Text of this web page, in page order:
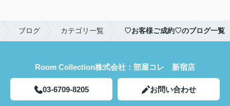
ブログ カテゴリ一覧 ♡お客様ご成約♡のブログ一覧
Room Collection株式会社：部屋コレ 新宿店
03-6709-8205 お問い合わせ